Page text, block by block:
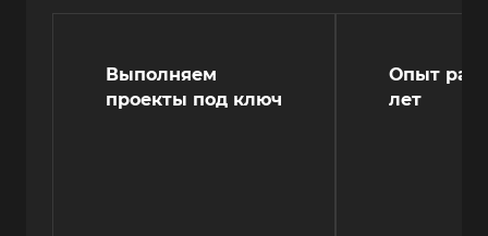
Выполняем
проекты под ключ
Опыт
лет